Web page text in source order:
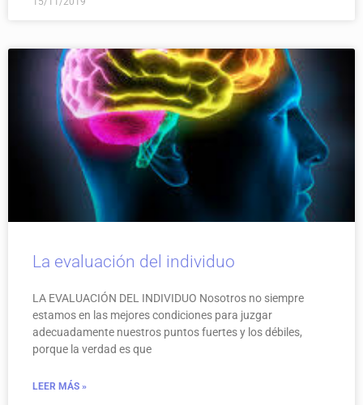
La evaluación del individuo
LA EVALUACIÓN DEL INDIVIDUO Nosotros no siempre
estamos en las mejores condiciones para juzgar
adecuadamente nuestros puntos fuertes y los débiles,
porque la verdad es que
LEER MÁS »